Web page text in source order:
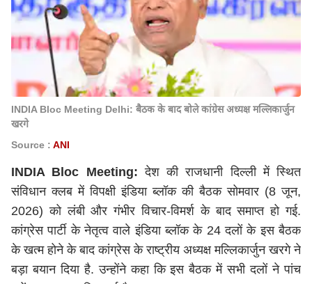
INDIA Bloc Meeting Delhi: बैठक के बाद बोले कांग्रेस अध्यक्ष मल्लिकार्जुन
खरगे
Source : ANI
INDIA Bloc Meeting: देश की राजधानी दिल्ली में स्थित
संविधान क्लब में विपक्षी इंडिया ब्लॉक की बैठक सोमवार (8 जून,
2026) को लंबी और गंभीर विचार-विमर्श के बाद समाप्त हो गई.
कांग्रेसपार्टी के नेतृत्व वाले इंडिया ब्लॉक के 24 दलों के इस बैठक
के खत्म होने के बाद कांग्रेस के राष्ट्रीय अध्यक्ष मल्लिकार्जुन खरगे ने
बड़ा बयान दिया है. उन्होंने कहा कि इस बैठक में सभी दलों ने पांच